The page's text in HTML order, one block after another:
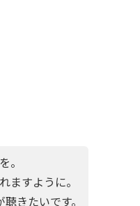
。
ますように。
きたいです。